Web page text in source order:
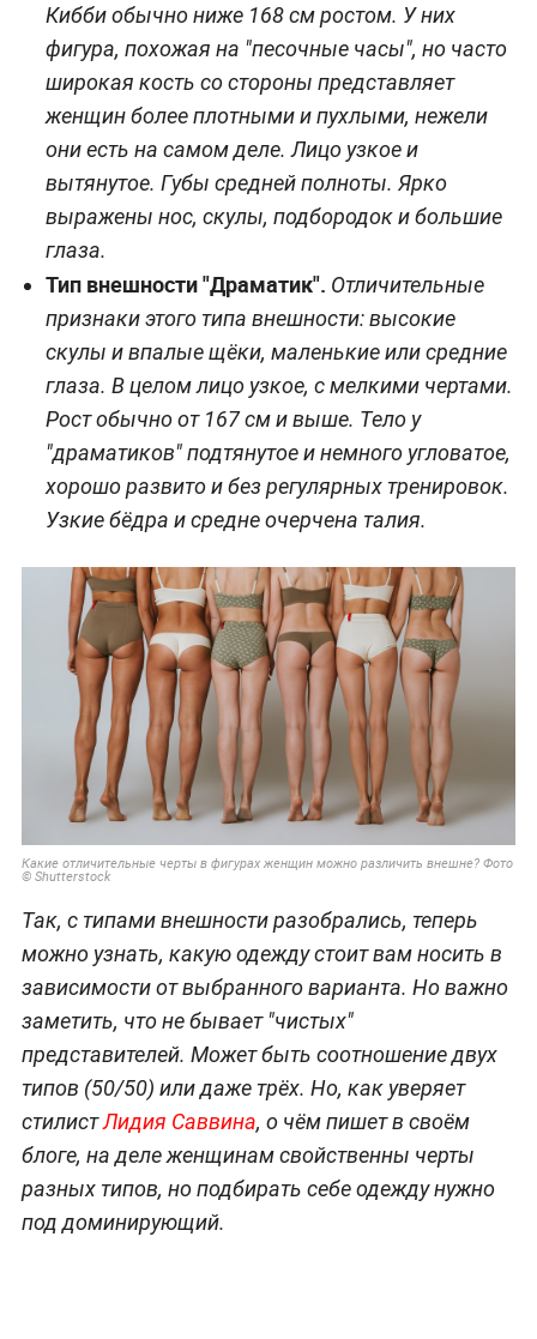
Кибби обычно ниже 168 см ростом. У них
фигура, похожая на "песочные часы", но часто
широкая кость со стороны представляет
женщин более плотными и пухлыми, нежели
они есть на самом деле. Лицо узкое и
вытянутое. Губы средней полноты. Ярко
выражены нос, скулы, подбородок и большие
глаза.
Тип внешности "Драматик". Отличительные
признаки этого типа внешности: высокие
скулы и впалые щёки, маленькие или средние
глаза. В целом лицо узкое, с мелкими чертами.
Рост обычно от 167 см и выше. Тело у
"драматиков" подтянутое и немного угловатое,
хорошо развито и без регулярных тренировок.
Узкие бёдра и средне очерчена талия.
Какие отличительные черты в фигурах женщин можно различить внешне? Фото
© Shutterstock
Так, с типами внешности разобрались, теперь
можно узнать, какую одежду стоит вам носить в
зависимости от выбранного варианта. Но важно
заметить, что не бывает "чистых"
представителей. Может быть соотношение двух
типов (50/50) или даже трёх. Но, как уверяет
стилистЛидия Саввина, о чём пишет в своём
блоге, на деле женщинам свойственны черты
разных типов, но подбирать себе одежду нужно
под доминирующий.